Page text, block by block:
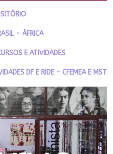
- ÁFRICA
E ATIVIDADES
DF E RIDE - CFEMEA E MST